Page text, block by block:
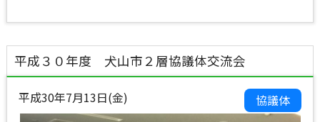
平成３０年度 犬山市２層協議体交流会
平成30年7月13日(金) 協議体